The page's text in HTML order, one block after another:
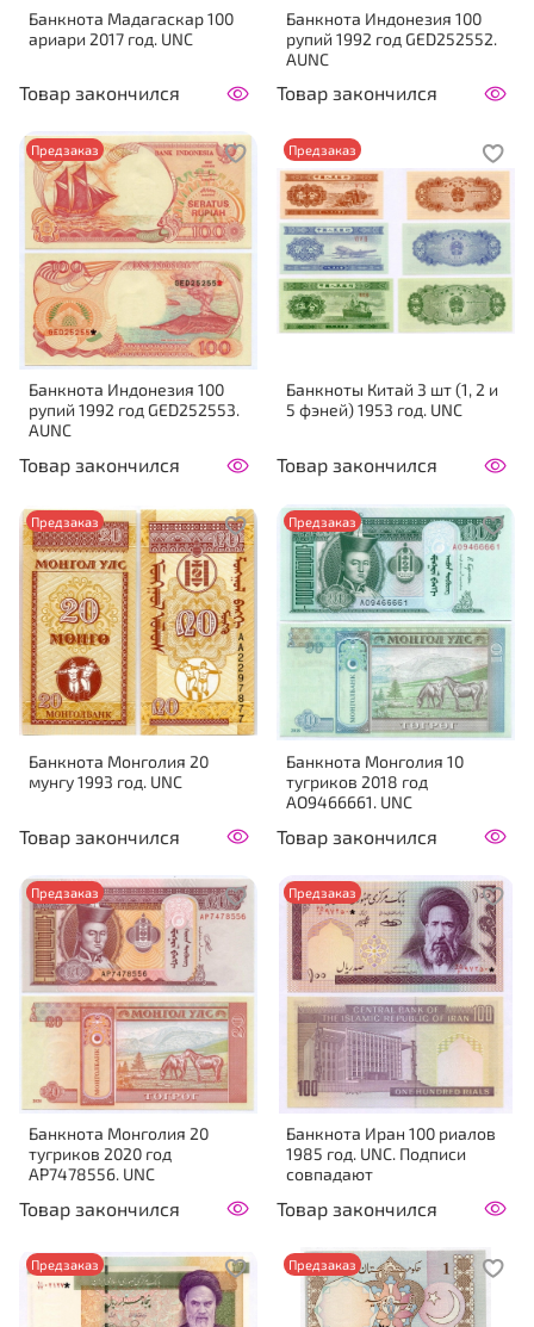
Банкнота Мадагаскар 100
ариари 2017 год. UNC
Товар закончился
Банкнота Индонезия 100
рупий 1992 год GED252552.
AUNC
Товар закончился
Предзаказ
Банкнота Индонезия 100
рупий 1992 год GED252553.
AUNC
Товар закончился
Предзаказ
Банкноты Китай 3 шт (1, 2 и
5 фэней) 1953 год. UNC
Товар закончился
Предзаказ
Банкнота Монголия 20
мунгу 1993 год. UNC
Товар закончился
Предзаказ
Банкнота Монголия 10
тугриков 2018 год
AO9466661. UNC
Товар закончился
Предзаказ
Банкнота Монголия 20
тугриков 2020 год
AP7478556. UNC
Товар закончился
Предзаказ
Банкнота Иран 100 риалов
1985 год. UNC. Подписи
совпадают
Товар закончился
Предзаказ Предзаказ